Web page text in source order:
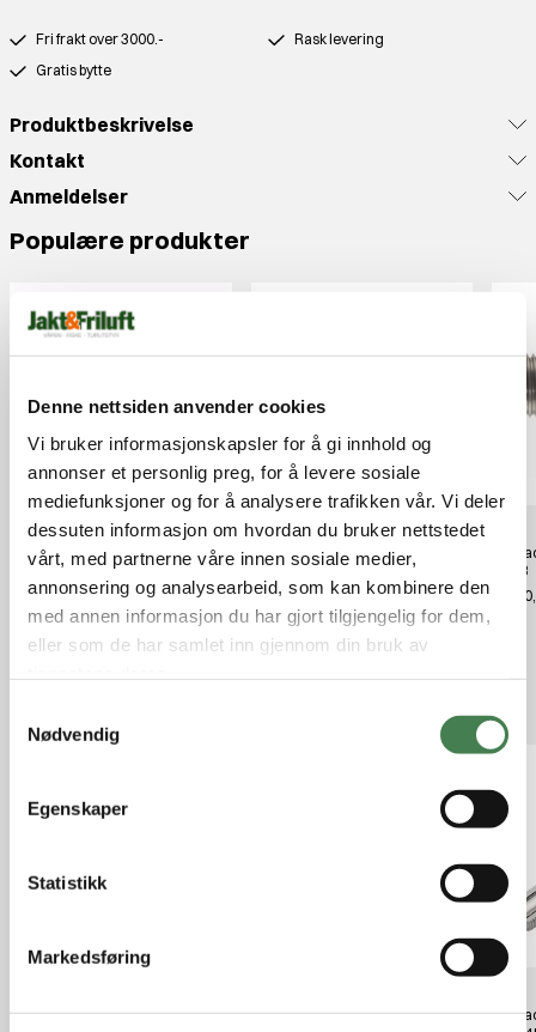
Denne nettsiden anvender cookies
Vi bruker informasjonskapsler for å gi innhold og
annonser et personlig preg, for å levere sosiale
mediefunksjoner og for å analysere trafikken vår. Vi deler
dessuten informasjon om hvordan du bruker nettstedet
vårt, med partnerne våre innen sosiale medier,
annonsering og analysearbeid, som kan kombinere den
med annen informasjon du har gjort tilgjengelig for dem,
eller som de har samlet inn gjennom din bruk av
Nødvendig
Egenskaper
Statistikk
Markedsføring
Fri frakt over 3000.-
Rask levering
Gratis bytte
Produktbeskrivelse
Kontakt
Anmeldelser
Populære produkter
Hornady Std Metering Insert
HORNADY CARTRIDGE GAUGE
38 SPL (.357)
kr 520,00
.2813
kr
Hornady Bullet Feeder Die
Hornady Bullet Feeder Die 40